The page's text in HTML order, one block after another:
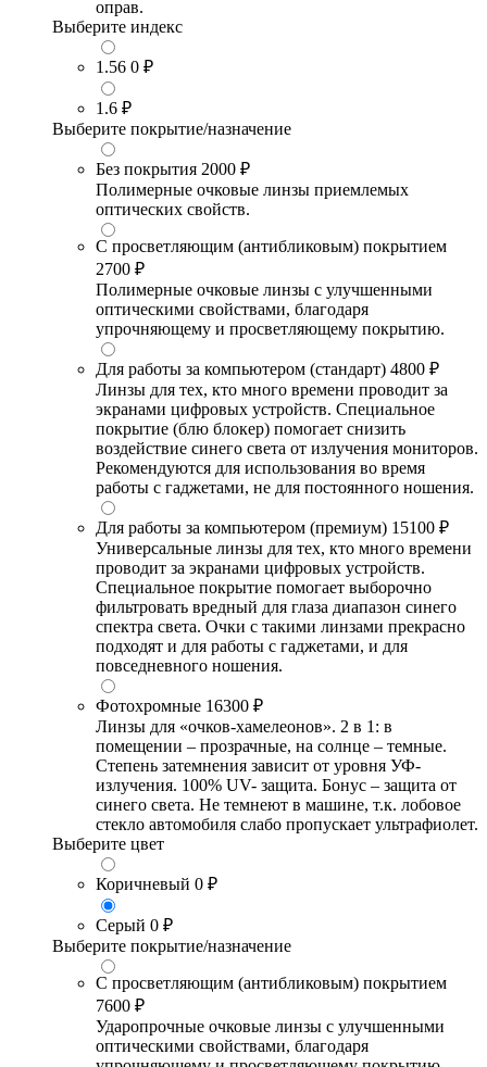
оправ.
Выберите индекс
1.56 0 ₽
1.6 ₽
Выберите покрытие/назначение
Без покрытия 2000 ₽
Полимерные очковые линзы приемлемых
оптических свойств.
С просветляющим (антибликовым) покрытием
2700 ₽
Полимерные очковые линзы с улучшенными
оптическими свойствами, благодаря
упрочняющему и просветляющему покрытию.
Для работы за компьютером (стандарт) 4800 ₽
Линзы для тех, кто много времени проводит за
экранами цифровых устройств. Специальное
покрытие (блю блокер) помогает снизить
воздействие синего света от излучения мониторов.
Рекомендуются для использования во время
работы с гаджетами, не для постоянного ношения.
Для работы за компьютером (премиум) 15100 ₽
Универсальные линзы для тех, кто много времени
проводит за экранами цифровых устройств.
Специальное покрытие помогает выборочно
фильтровать вредный для глаза диапазон синего
спектра света. Очки с такими линзами прекрасно
подходят и для работы с гаджетами, и для
повседневного ношения.
Фотохромные 16300 ₽
Линзы для «очков-хамелеонов». 2 в 1: в
помещении – прозрачные, на солнце – темные.
Степень затемнения зависит от уровня УФ-
излучения. 100% UV- защита. Бонус – защита от
синего света. Не темнеют в машине, т.к. лобовое
стекло автомобиля слабо пропускает ультрафиолет.
Выберите цвет
Коричневый 0 ₽
Серый 0 ₽
Выберите покрытие/назначение
С просветляющим (антибликовым) покрытием
7600 ₽
Ударопрочные очковые линзы с улучшенными
оптическими свойствами, благодаря